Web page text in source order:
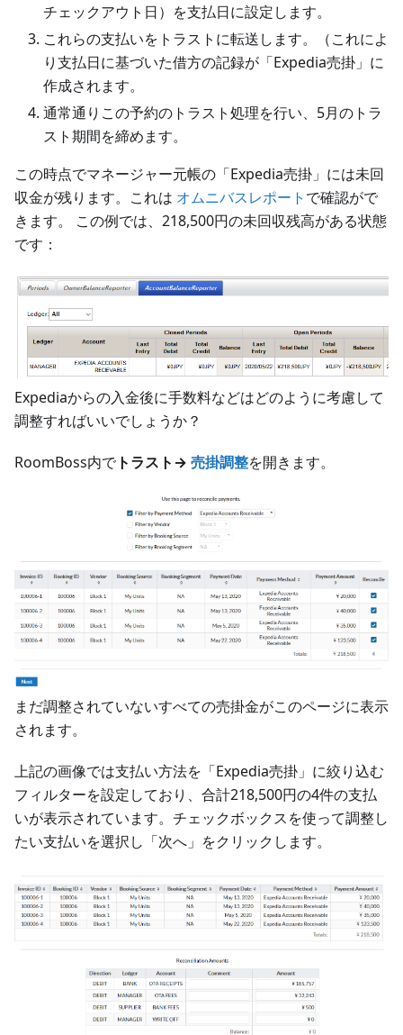
チェックアウト日）を支払日に設定します。
これらの支払いをトラストに転送します。（これによ
り支払日に基づいた借方の記録が「Expedia売掛」に
作成されます。
通常通りこの予約のトラスト処理を行い、5月のトラ
スト期間を締めます。
この時点でマネージャー元帳の「Expedia売掛」には未回
収金が残ります。これは オムニバスレポート で確認がで
きます。 この例では、218,500円の未回収残高がある状態
です：
Expediaからの入金後に手数料などはどのように考慮して
調整すればいいでしょうか？
RoomBoss内でトラスト→ 売掛調整を開きます。
まだ調整されていないすべての売掛金がこのページに表示
されます。
上記の画像では支払い方法を「Expedia売掛」に絞り込む
フィルターを設定しており、合計218,500円の4件の支払
いが表示されています。チェックボックスを使って調整し
たい支払いを選択し「次へ」をクリックします。